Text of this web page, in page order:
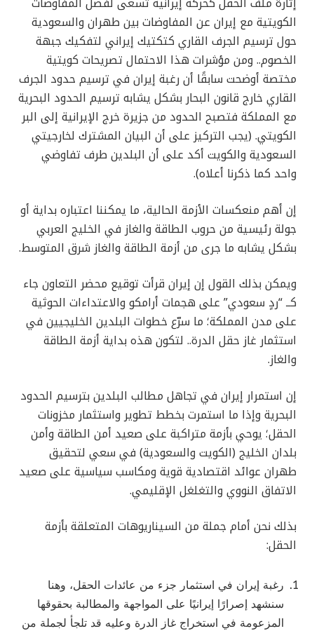
الكويتية مع إيران عن المفاوضات بين طهران والسعودية
حول ترسيم الجرف القاري كتكتيك إيراني لتفكيك جبهة
الخصوم.. ومن مؤشرات هذا الاحتمال تصريحات كويتية
مختصة أوضحت سابقًا أن رغبة إيران في ترسيم حدود الجرف
القاري خارج قانون البحار بشكل يشابه ترسيم الحدود البحرية
مع المملكة فتصبح الحدود من جزيرة خرج الإيرانية إلى البر
الكويتي. (يجب التركيز على أن البيان المشترك لخارجيتي
السعودية والكويت أكد على أن البلدين طرف تفاوضي
واحد كما ذكرنا أعلاه).
إن أهم منعكسات الأزمة الحالية، ما يمكننا اعتباره بداية أو
جولة رئيسية من حروب الطاقة والغاز في الخليج العربي
بشكل يشابه ما جرى من أزمة الطاقة والغاز شرق المتوسط.
ويمكن بذلك القول إن إيران قرأت توقيع محضر التعاون جاء
كــ “ردٍ سعودي” على هجمات أرامكو والاعتداءات الحوثية
على مدن المملكة؛ ما سرّع خطوات البلدين الخليجيين في
استثمار غاز حقل الدرة.. لتكون هذه بداية أزمة الطاقة
والغاز.
إن استمرار إيران في تجاهل مطالب البلدين بترسيم الحدود
البحرية وإذا ما استمرت بخطط تطوير واستثمار مخزونات
الحقل؛ يوحي بأزمة متراكبة على صعيد أمن الطاقة وأمن
بلدان الخليج (الكويت والسعودية) في سعي لتحقيق
طهران عوائد اقتصادية قوية ومكاسب سياسية على صعيد
الاتفاق النووي والتغلغل الإقليمي.
بذلك نحن أمام جملة من السيناريوهات المتعلقة بأزمة
الحقل:
رغبة إيران في استثمار جزء من عائدات الحقل، وهنا
سنشهد إصرارًا إيرانيًا على المواجهة والمطالبة بحقوقها
المزعومة في استخراج غاز الدرة وعليه قد تلجأ لجملة من